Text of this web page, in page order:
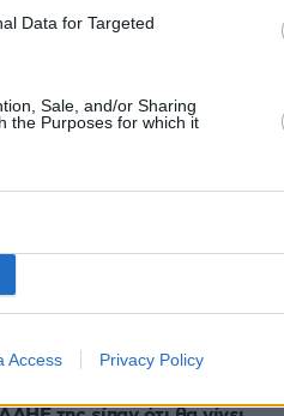
Data for Targeted
Sale, and/or Sharing
the Purposes for which it
Access Privacy Policy
News και μάθετε πρώτοι
ΕιδήσειςΔημοφιλή